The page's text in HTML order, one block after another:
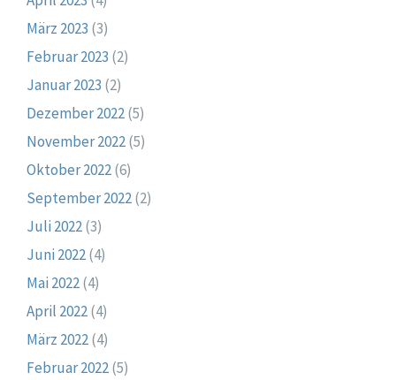
März 2023 (3)
Februar 2023 (2)
Januar 2023 (2)
Dezember 2022(5)
November 2022(5)
Oktober 2022(6)
September 2022(2)
Juli 2022(3)
Juni 2022(4)
Mai 2022(4)
April 2022(4)
März 2022(4)
Februar 2022(5)